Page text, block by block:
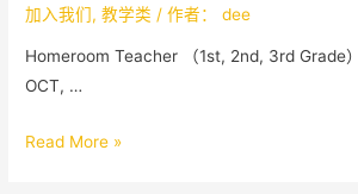
加入我们,教学类 / 作者： dee
Homeroom Teacher （1st, 2nd, 3rd Grade
OCT, …
Read More »